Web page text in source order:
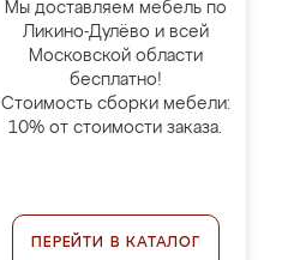
Мы доставляем мебель по
Ликино-Дулёво и всей
Московской области
бесплатно!
Стоимость сборки мебели:
10% от стоимости заказа.
ПЕРЕЙТИ В КАТАЛОГ